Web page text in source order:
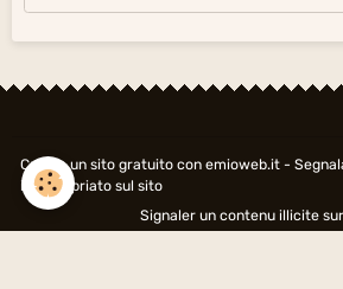
Creare un sito gratuito con emioweb.it -
inappropriato sul sito
Signaler un contenu illicite